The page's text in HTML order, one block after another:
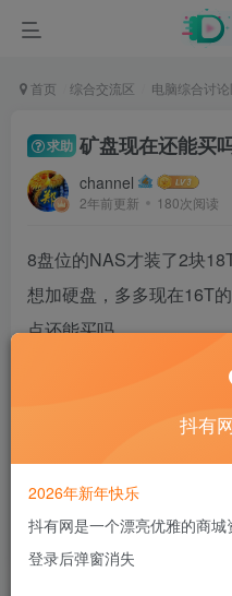
首页 综合交流区 电脑综合讨论
求助 矿盘现在还能买
channel
2年前更新 180次阅读
8盘位的NAS才装了2块
想加硬盘，多多现在16T
点还能买吗
+6
抖有
2026年新年快乐
抖有网是一个漂亮优雅的商
登录后弹窗消失